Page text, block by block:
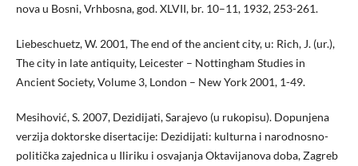
nova u Bosni, Vrhbosna, god. XLVII, br. 10–11, 1932, 253-261.
Liebeschuetz, W. 2001, The end of the ancient city, u: Rich, J. (ur.),
The city in late antiquity, Leicester – Nottingham Studies in
Ancient Society, Volume 3, London – New York 2001, 1-49.
Mesihović, S. 2007, Dezidijati, Sarajevo (u rukopisu). Dopunjena
verzija doktorske disertacije: Dezidijati: kulturna i narodnosno-
politička zajednica u Iliriku i osvajanja Oktavijanova doba, Zagreb